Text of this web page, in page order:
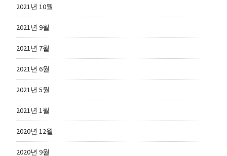
2021년 10월
2021년 9월
2021년 7월
2021년 6월
2021년 5월
2021년 1월
2020년 12월
2020년 9월